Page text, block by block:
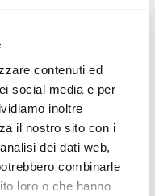
contenuti ed
social media e per
inoltre
il nostro sito con i
dei dati web,
combinarle
loro o che hanno
per la